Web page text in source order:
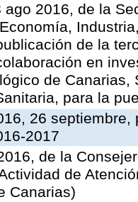
ago 2016, de la
de la
en
de
para la
26
2017
de la
de
Canarias)